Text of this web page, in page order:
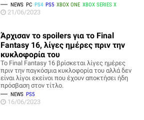
NEWS PC PS4 PS5 XBOX ONE XBOX SERIES X
21/06/2023
Άρχισαν το spoilers για το Final
Fantasy 16, λίγες ημέρες πριν την
κυκλοφορία του
Το Final Fantasy 16 βρίσκεται λίγες ημέρες
πριν την παγκόσμια κυκλοφορία του αλλά δεν
είναι λίγοι εκείνοι που έχουν αποκτήσει ήδη
πρόσβαση στον τίτλο.
NEWS PS5
16/06/2023